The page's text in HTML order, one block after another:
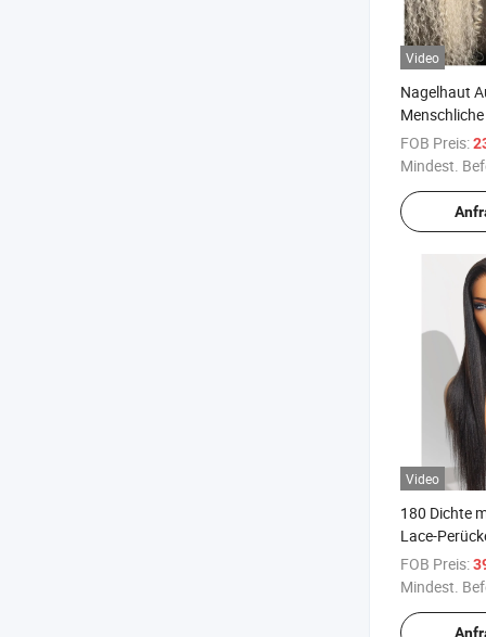
Video
Nagelhaut
Menschliche
Welle 13X4
FOB Preis:
Mindest.
Video
180 Dichte
Lace-
Günstige
Lace-Front-
FOB Preis:
Mindest.